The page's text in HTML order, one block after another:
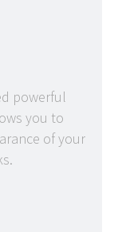
powerful
you to
of your